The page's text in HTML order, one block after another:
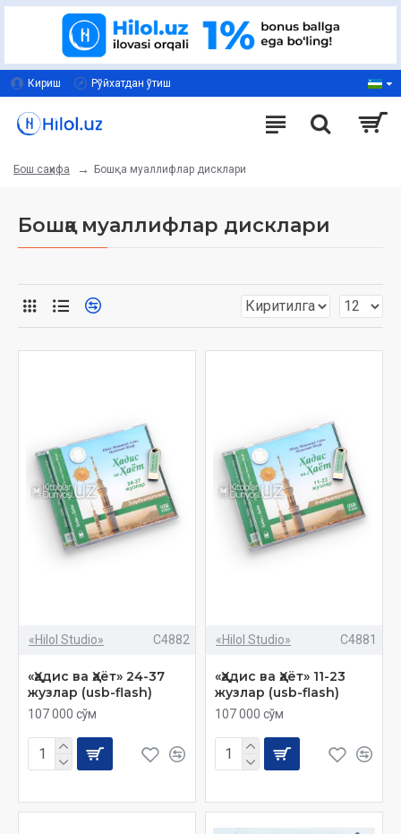
Кириш Рўйхатдан ўтиш
Бош саҳифа Бошқа муаллифлар дисклари
Бошқа муаллифлар дисклари
«Hilol Studio» C4882
«Ҳадис ва Ҳаёт» 24-37
жузлар (usb-flash)
107 000 сўм
«Hilol Studio» C4881
«Ҳадис ва Ҳаёт» 11-23
жузлар (usb-flash)
107 000 сўм